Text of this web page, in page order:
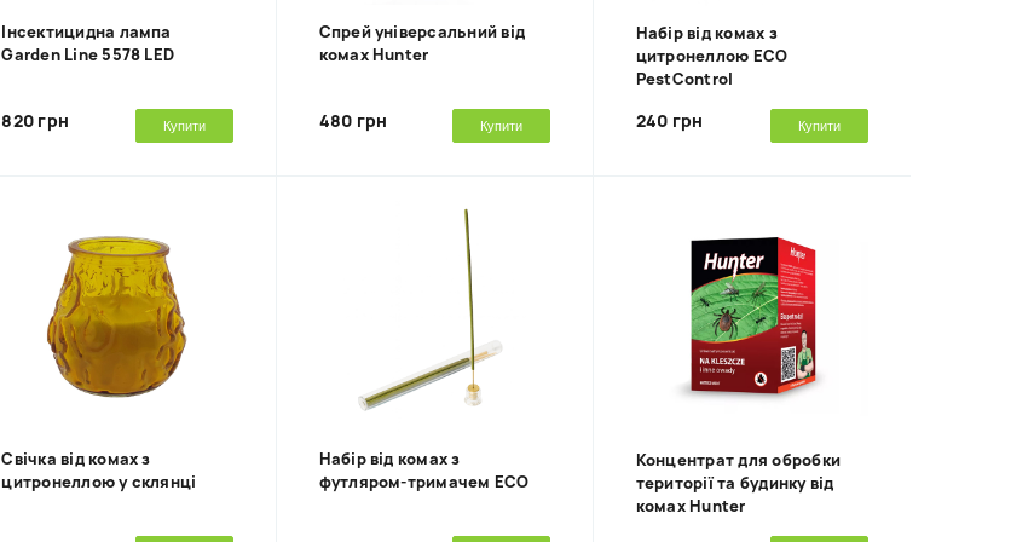
Інсектицидна лампа
Garden Line 5578 LED
820 грн Купити
Спрей універсальний від
комах Hunter
480 грн Купити
Набір від комах з
цитронеллою ECO
PestСontrol
240 грн Купити
Свічка від комах з
цитронеллою у склянці
Набір від комах з
футляром-тримачем ECO
Концентрат для обробки
території та будинку від
комах Hunter